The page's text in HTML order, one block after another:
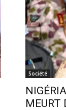
Société
MEURT